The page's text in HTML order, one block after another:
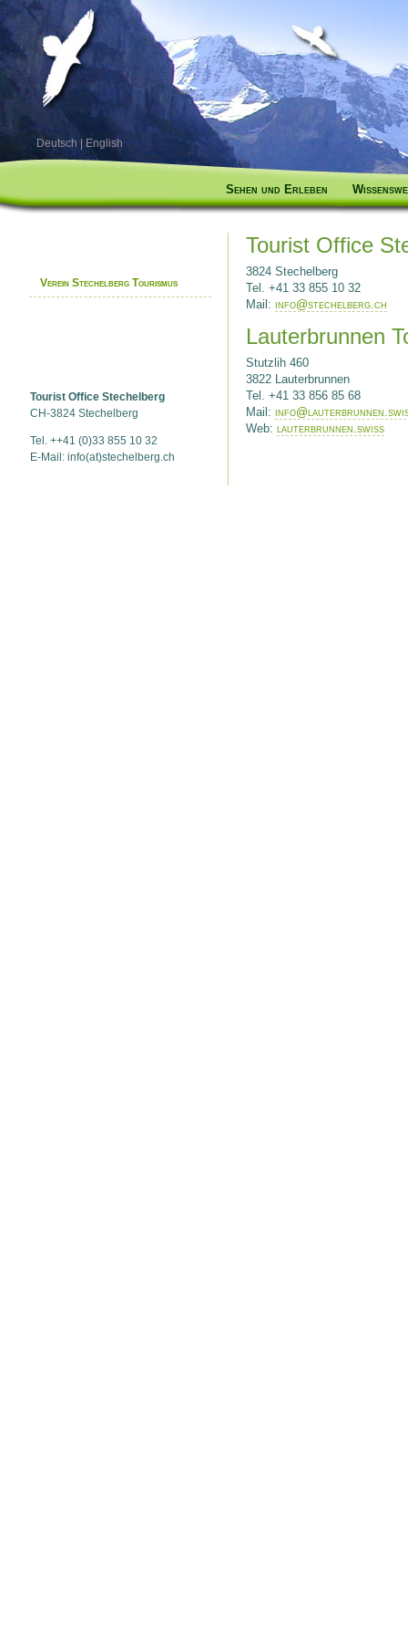
Deutsch |English
Sehen und Erleben
Verein Stechelberg Tourismus
Tourist Office Stechelberg
CH-3824 Stechelberg
Tel. ++41 (0)33 855 10 32
E-Mail: info(at)stechelberg.ch
Tourist Office
3824 Stechelberg
Tel. +41 33 855 10 32
Mail: info@stechelberg.ch
Lauterbrunnen
Stutzlih 460
3822 Lauterbrunnen
Tel. +41 33 856 85 68
Mail:
Web: lauterbrunnen.swiss